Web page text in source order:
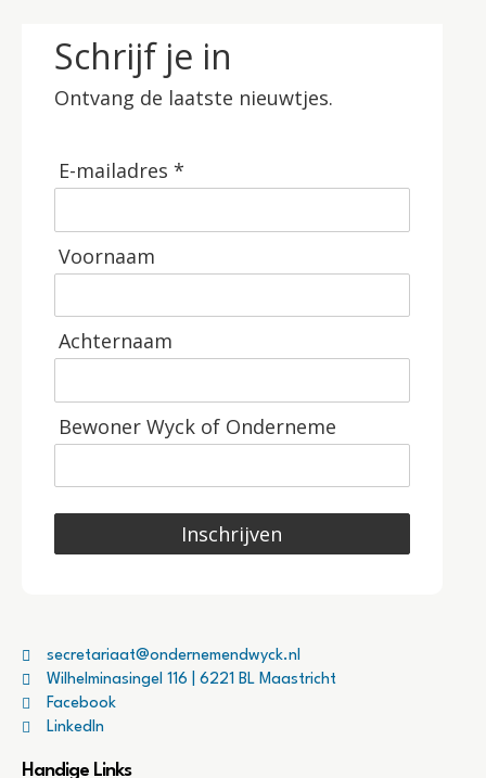
Schrijf je in
Ontvang de laatste nieuwtjes.
E-mailadres *
Voornaam
Achternaam
Bewoner Wyck of Onderneme
Inschrijven
secretariaat@ondernemendwyck.nl
Wilhelminasingel 116 | 6221 BL Maastricht
Facebook
LinkedIn
Handige Links